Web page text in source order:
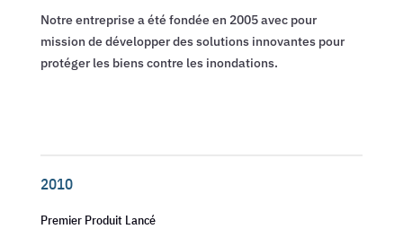
Notre entreprise a été fondée en 2005 avec pour
mission de développer des solutions innovantes pour
protéger les biens contre les inondations.
2010
Premier Produit Lancé